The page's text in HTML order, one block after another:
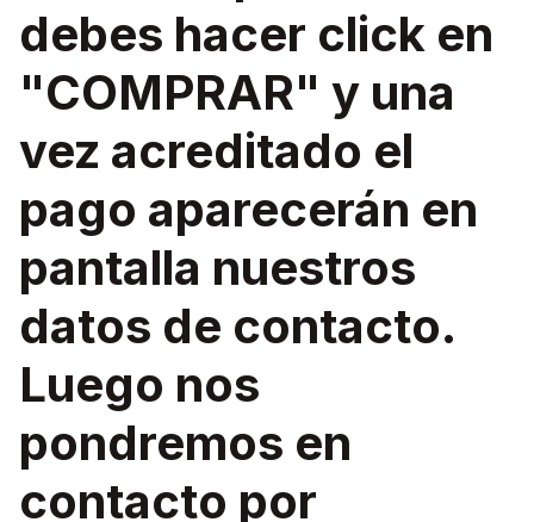
debes hacer click en
"COMPRAR" y una
vez acreditado el
pago aparecerán en
pantalla nuestros
datos de contacto.
Luego nos
pondremos en
contacto por